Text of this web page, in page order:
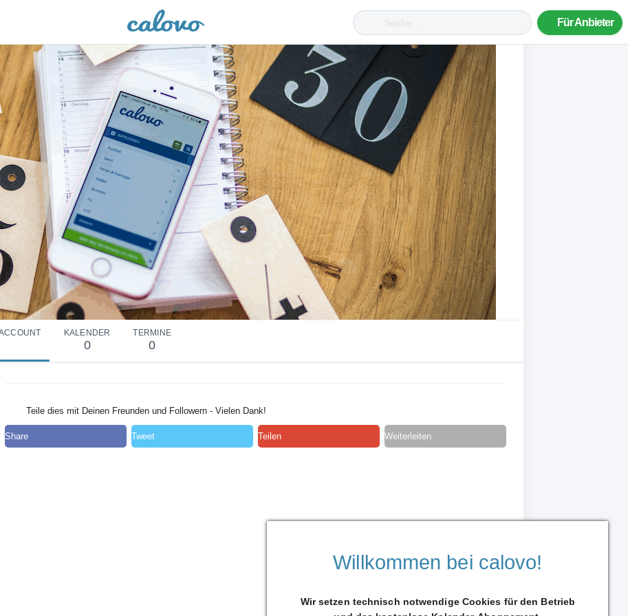
Für Anbieter
KALENDER
0
TERMINE
0
Teile dies mit Deinen Freunden und Followern - Vielen Dank!
Share Tweet Teilen Weiterleiten
Willkommen bei calovo!
Wir setzen technisch notwendige Cookies für den Betrieb